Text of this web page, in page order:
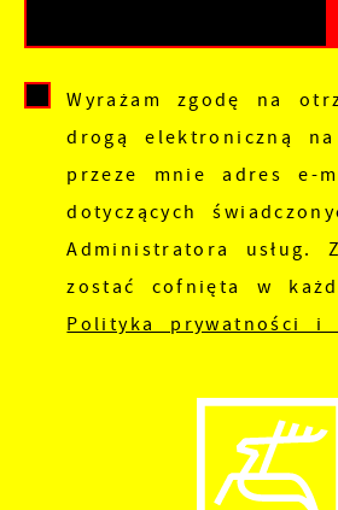
Wyrażam zgodę na
drogą elektroniczną na
przeze mnie adres e-
dotyczących
Administratora usług.
zostać cofnięta w
Polityka prywatności i